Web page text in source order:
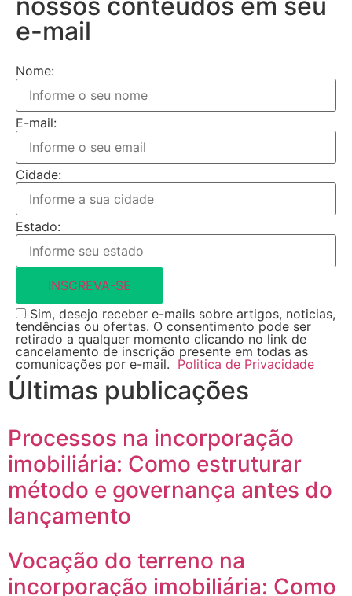
e-mail
Nome:
E-mail:
Cidade:
Estado:
INSCREVA-SE
Sim, desejo receber e-mails sobre artigos, noticias,
tendências ou ofertas. O consentimento pode ser
retirado a qualquer momento clicando no link de
cancelamento de inscrição presente em todas as
comunicações por e-mail. Politica de Privacidade
Últimas publicações
Processos na incorporação
imobiliária: Como estruturar
método e governança antes do
lançamento
Vocação do terreno na
incorporação imobiliária: Como